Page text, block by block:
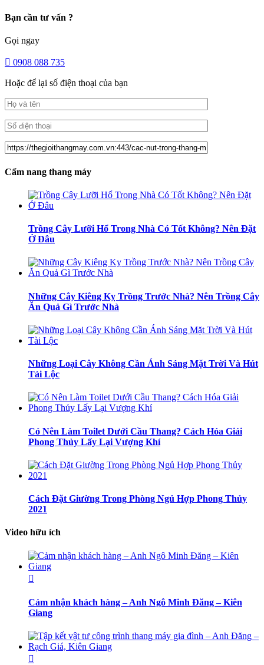
Bạn cần tư vấn ?
Gọi ngay
0908 088 735
Hoặc để lại số điện thoại của bạn
Cẩm nang thang máy
Trồng Cây Lưỡi Hổ Trong Nhà Có Tốt Không? Nên Đặt
Ở Đâu
Những Cây Kiêng Kỵ Trồng Trước Nhà? Nên Trồng Cây
Ăn Quả Gì Trước Nhà
Những Loại Cây Không Cần Ánh Sáng Mặt Trời Và Hút
Tài Lộc
Có Nên Làm Toilet Dưới Cầu Thang? Cách Hóa Giải
Phong Thủy Lấy Lại Vượng Khí
Cách Đặt Giường Trong Phòng Ngủ Hợp Phong Thủy
2021
Video hữu ích
Cảm nhận khách hàng – Anh Ngô Minh Đăng – Kiên
Giang